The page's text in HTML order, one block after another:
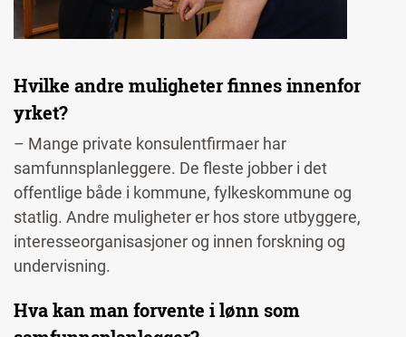
Hvilke andre muligheter finnes innenfor
yrket?
– Mange private konsulentfirmaer har
samfunnsplanleggere. De fleste jobber i det
offentlige både i kommune, fylkeskommune og
statlig. Andre muligheter er hos store utbyggere,
interesseorganisasjoner og innen forskning og
undervisning.
Hva kan man forvente i lønn som